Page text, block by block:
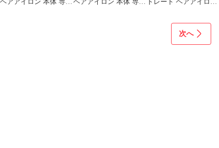
ヘアアイロン 本体 専用 ヘアアイロン 本体 専用 トレート ヘアアイロン
次へ